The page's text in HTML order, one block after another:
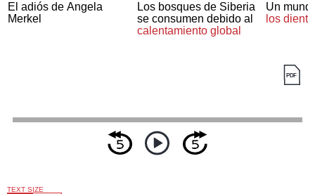
El adiós de Angela
Merkel
Los bosques de Siberia
se consumen debido al
calentamiento global
Un
los
TEXT SIZE